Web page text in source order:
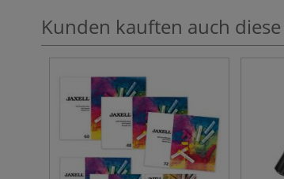
Kunden kauften auch